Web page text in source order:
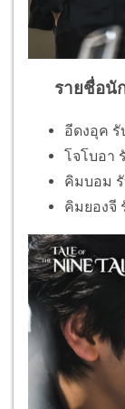
รายชื่อนั
อีดงอุค
โจโบอา
คิมบอม
คิมยองจี